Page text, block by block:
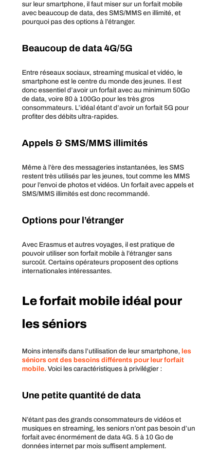
sur leur smartphone, il faut miser sur un forfait mobile
avec beaucoup de data, des SMS/MMS en illimité, et
pourquoi pas des options à l’étranger.
Beaucoup de data 4G/5G
Entre réseaux sociaux, streaming musical et vidéo, le
smartphone est le centre du monde des jeunes. Il est
donc essentiel d’avoir un forfait avec au minimum 50Go
de data, voire 80 à 100Go pour les très gros
consommateurs. L’idéal étant d’avoir un forfait 5G pour
profiter des débits ultra-rapides.
Appels & SMS/MMS illimités
Même à l’ère des messageries instantanées, les SMS
restent très utilisés par les jeunes, tout comme les MMS
pour l’envoi de photos et vidéos. Un forfait avec appels et
SMS/MMS illimités est donc recommandé.
Options pour l’étranger
Avec Erasmus et autres voyages, il est pratique de
pouvoir utiliser son forfait mobile à l’étranger sans
surcoût. Certains opérateurs proposent des options
internationales intéressantes.
Le forfait mobile idéal pour
les séniors
Moins intensifs dans l’utilisation de leur smartphone, les
séniors ont des besoins différents pour leur forfait
mobile. Voici les caractéristiques à privilégier :
Une petite quantité de data
N’étant pas des grands consommateurs de vidéos et
musiques en streaming, les seniors n’ont pas besoin d’un
forfait avec énormément de data 4G. 5 à 10 Go de
données internet par mois suffisent amplement.